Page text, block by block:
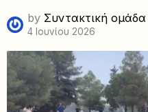
by Συντακτική
4 Ιουνίου 2026